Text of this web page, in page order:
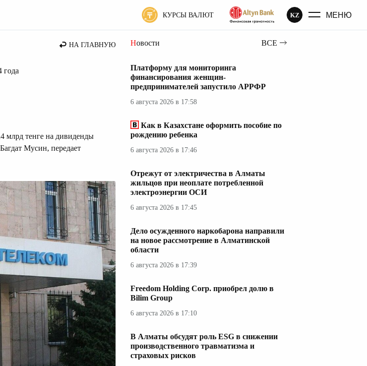
КУРСЫ ВАЛЮТ KZ МЕНЮ
НА ГЛАВНУЮ
года
млрд тенге на дивиденды
Мусин, передает
Новости ВСЕ
Платформу для мониторинга
финансирования женщин-
предпринимателей запустило АРРФР
6 августа 2026 в 17:58
Как в Казахстане оформить пособие по
рождению ребенка
6 августа 2026 в 17:46
Отрежут от электричества в Алматы
жильцов при неоплате потребленной
электроэнергии ОСИ
6 августа 2026 в 17:45
Дело осужденного наркобарона направили
на новое рассмотрение в Алматинской
области
6 августа 2026 в 17:39
Freedom Holding Corp. приобрел долю в
Bilim Group
6 августа 2026 в 17:10
В Алматы обсудят роль ESG в снижении
производственного травматизма и
страховых рисков